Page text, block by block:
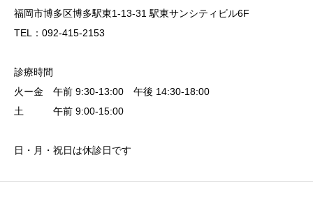
福岡市博多区博多駅東1-13-31 駅東サンシティビル6F
TEL：092-415-2153
診療時間
火ー金 午前 9:30-13:00 午後 14:30-18:00
土 午前 9:00-15:00
日・月・祝日は休診日です